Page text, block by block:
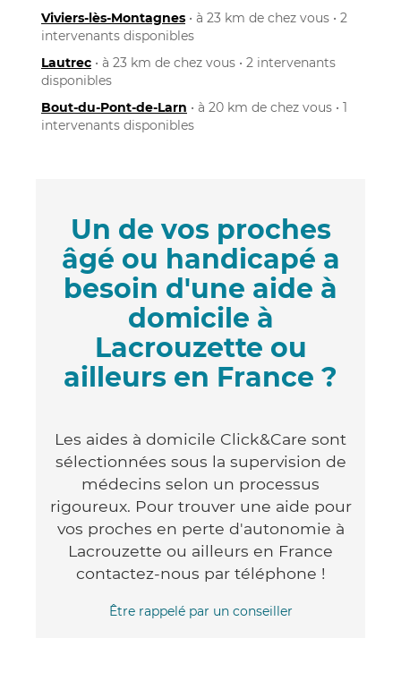
Viviers-lès-Montagnes • à 23 km de chez vous • 2
intervenants disponibles
Lautrec • à 23 km de chez vous • 2 intervenants
disponibles
Bout-du-Pont-de-Larn • à 20 km de chez vous • 1
intervenants disponibles
Un de vos proches
âgé ou handicapé a
besoin d'une aide à
domicile à
Lacrouzette ou
ailleurs en France ?
Les aides à domicile Click&Care sont
sélectionnées sous la supervision de
médecins selon un processus
rigoureux. Pour trouver une aide pour
vos proches en perte d'autonomie à
Lacrouzette ou ailleurs en France
contactez-nous par téléphone !
Être rappelé par un conseiller